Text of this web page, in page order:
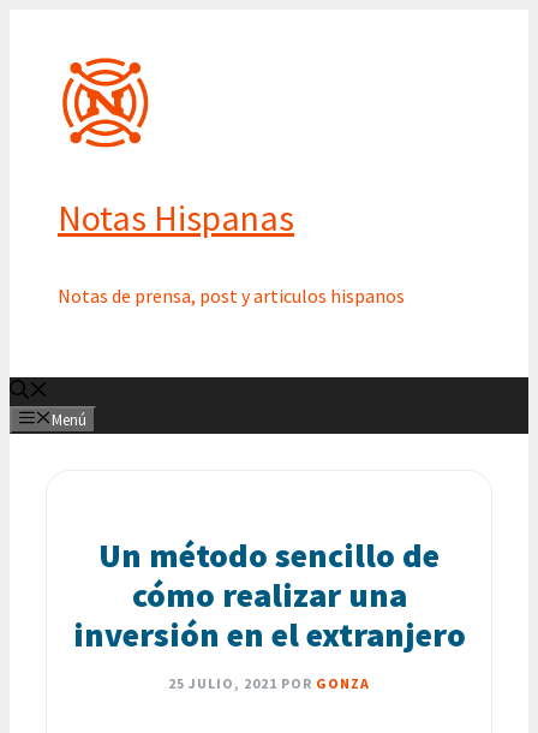
contenido
Notas Hispanas
Notas de prensa, post y articulos hispanos
Menú
Un método sencillo de
cómo realizar una
inversión en el extranjero
25 JULIO, 2021 POR GONZA